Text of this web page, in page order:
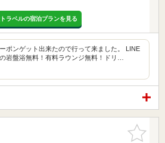
ラベルの宿泊プランを見る
ポンゲット出来たので行って来ました。 LINE
岩盤浴無料！有料ラウンジ無料！ドリ…
お気に入
りに追加